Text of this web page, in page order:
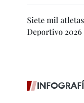
Siete mil
Deportivo 2026